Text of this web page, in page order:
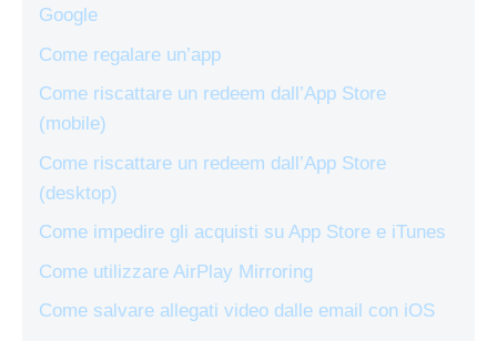
Google
Come regalare un’app
Come riscattare un redeem dall’App Store
(mobile)
Come riscattare un redeem dall’App Store
(desktop)
Come impedire gli acquisti su App Store e iTunes
Come utilizzare AirPlay Mirroring
Come salvare allegati video dalle email con iOS